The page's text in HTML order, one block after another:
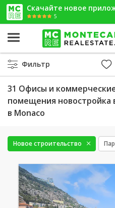
Скачайте новое
5
Фильтр
31 Офисы и
помещения новостройка
в Monaco
Новое строительство